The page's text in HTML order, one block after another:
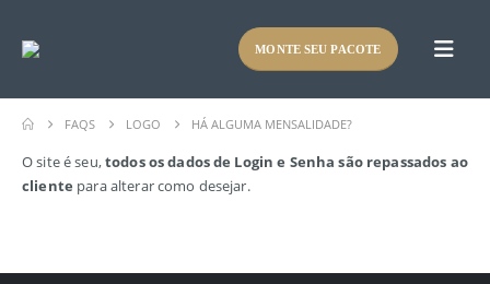
MONTE SEU PACOTE
FAQS LOGO HÁ ALGUMA MENSALIDADE?
O site é seu,todos os dados de Login e Senha são repassados ao
cliente para alterar como desejar.